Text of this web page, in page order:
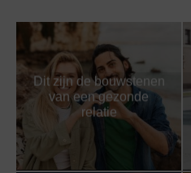
Dit zijn de bouwstenen
van een gezonde
relatie